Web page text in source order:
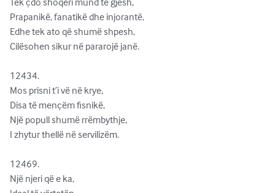
Prapanikë, fanatikë dhe injorantë,
Edhe tek ato që shumë shpesh,
Cilësohen sikur në pararojë janë.
12434.
Mos prisni t’i vë në krye,
Disa të mençëm fisnikë,
Një popull shumë rrëmbythje,
I zhytur thellë në servilizëm.
12469.
Një njeri që e ka,